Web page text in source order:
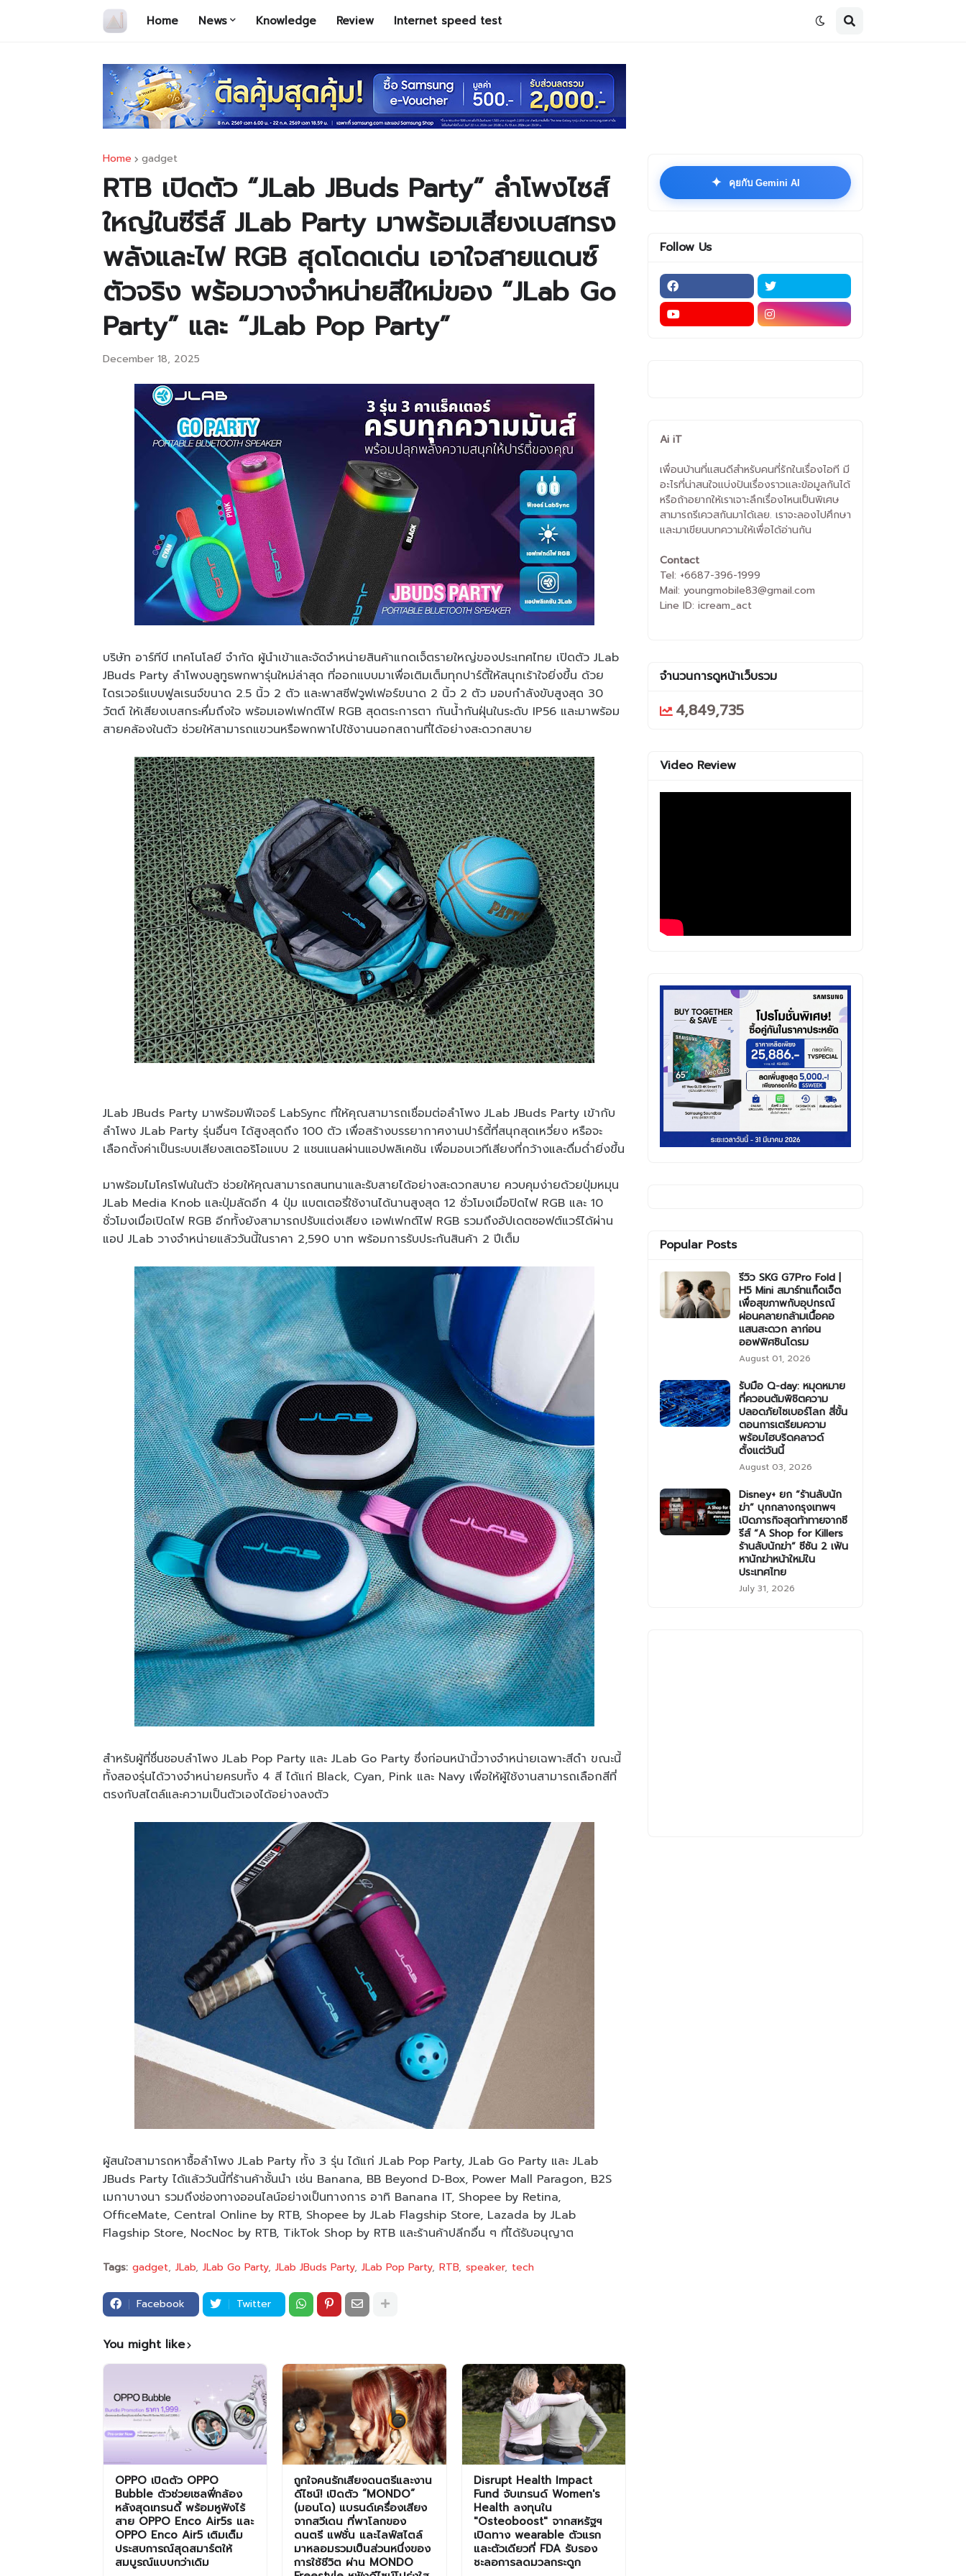
Home News Knowledge Review Internet speed test
Home gadget
RTB เปิดตัว “JLab JBuds Party” ลำโพงไซส์
ใหญ่ในซีรีส์ JLab Party มาพร้อมเสียงเบสทรง
พลังและไฟ RGB สุดโดดเด่น เอาใจสายแดนซ์
ตัวจริง พร้อมวางจำหน่ายสีใหม่ของ “JLab Go
Party” และ “JLab Pop Party”
December 18, 2025
บริษัท อาร์ทีบี เทคโนโลยี จำกัด ผู้นำเข้าและจัดจำหน่ายสินค้าแกดเจ็ตรายใหญ่ของประเทศไทย เปิดตัว JLab
JBuds Party ลำโพงบลูทูธพกพารุ่นใหม่ล่าสุด ที่ออกแบบมาเพื่อเติมเต็มทุกปาร์ตี้ให้สนุกเร้าใจยิ่งขึ้น ด้วย
ไดรเวอร์แบบฟูลเรนจ์ขนาด 2.5 นิ้ว 2 ตัว และพาสซีฟวูฟเฟอร์ขนาด 2 นิ้ว 2 ตัว มอบกำลังขับสูงสุด 30
วัตต์ ให้เสียงเบสกระหึ่มถึงใจ พร้อมเอฟเฟกต์ไฟ RGB สุดตระการตา กันน้ำกันฝุ่นในระดับ IP56 และมาพร้อม
สายคล้องในตัว ช่วยให้สามารถแขวนหรือพกพาไปใช้งานนอกสถานที่ได้อย่างสะดวกสบาย
JLab JBuds Party มาพร้อมฟีเจอร์ LabSync ที่ให้คุณสามารถเชื่อมต่อลำโพง JLab JBuds Party เข้ากับ
ลำโพง JLab Party รุ่นอื่นๆ ได้สูงสุดถึง 100 ตัว เพื่อสร้างบรรยากาศงานปาร์ตี้ที่สนุกสุดเหวี่ยง หรือจะ
เลือกตั้งค่าเป็นระบบเสียงสเตอริโอแบบ 2 แชนแนลผ่านแอปพลิเคชัน เพื่อมอบเวทีเสียงที่กว้างและดื่มด่ำยิ่งขึ้น
มาพร้อมไมโครโฟนในตัว ช่วยให้คุณสามารถสนทนาและรับสายได้อย่างสะดวกสบาย ควบคุมง่ายด้วยปุ่มหมุน
JLab Media Knob และปุ่มลัดอีก 4 ปุ่ม แบตเตอรี่ใช้งานได้นานสูงสุด 12 ชั่วโมงเมื่อปิดไฟ RGB และ 10
ชั่วโมงเมื่อเปิดไฟ RGB อีกทั้งยังสามารถปรับแต่งเสียง เอฟเฟกต์ไฟ RGB รวมถึงอัปเดตซอฟต์แวร์ได้ผ่าน
แอป JLab วางจำหน่ายแล้ววันนี้ในราคา 2,590 บาท พร้อมการรับประกันสินค้า 2 ปีเต็ม
สำหรับผู้ที่ชื่นชอบลำโพง JLab Pop Party และ JLab Go Party ซึ่งก่อนหน้านี้วางจำหน่ายเฉพาะสีดำ ขณะนี้
ทั้งสองรุ่นได้วางจำหน่ายครบทั้ง 4 สี ได้แก่ Black, Cyan, Pink และ Navy เพื่อให้ผู้ใช้งานสามารถเลือกสีที่
ตรงกับสไตล์และความเป็นตัวเองได้อย่างลงตัว
ผู้สนใจสามารถหาซื้อลำโพง JLab Party ทั้ง 3 รุ่น ได้แก่ JLab Pop Party, JLab Go Party และ JLab
JBuds Party ได้แล้ววันนี้ที่ร้านค้าชั้นนำ เช่น Banana, BB Beyond D-Box, Power Mall Paragon, B2S
เมกาบางนา รวมถึงช่องทางออนไลน์อย่างเป็นทางการ อาทิ Banana IT, Shopee by Retina,
OfficeMate, Central Online by RTB, Shopee by JLab Flagship Store, Lazada by JLab
Flagship Store, NocNoc by RTB, TikTok Shop by RTB และร้านค้าปลีกอื่น ๆ ที่ได้รับอนุญาต
Tags: gadget JLab JLab Go Party JLab JBuds Party JLab Pop Party RTB speaker tech
Facebook Twitter
You might like
OPPO เปิดตัว OPPO
Bubble ตัวช่วยเซลฟี่กล้อง
หลังสุดเทรนดี้ พร้อมหูฟังไร้
สาย OPPO Enco Air5s และ
OPPO Enco Air5 เติมเต็ม
ประสบการณ์สุดสมาร์ตให้
สมบูรณ์แบบกว่าเดิม
ถูกใจคนรักเสียงดนตรีและงาน
ดีไซน์! เปิดตัว “MONDO”
(มอนโด) แบรนด์เครื่องเสียง
จากสวีเดน ที่พาโลกของ
ดนตรี แฟชั่น และไลฟ์สไตล์
มาหลอมรวมเป็นส่วนหนึ่งของ
การใช้ชีวิต ผ่าน MONDO
Disrupt Health Impact
Fund จับเทรนด์ Women's
Health ลงทุนใน
"Osteoboost" จากสหรัฐฯ
เปิดทาง wearable ตัวแรก
และตัวเดียวที่ FDA รับรอง
ชะลอการลดมวลกระดูก
✦ คุยกับ Gemini AI
Follow Us
Ai iT
เพื่อนบ้านที่แสนดีสำหรับคนที่รักในเรื่องไอที มี
อะไรที่น่าสนใจแบ่งปันเรื่องราวและข้อมูลกันได้
หรือถ้าอยากให้เราเจาะลึกเรื่องไหนเป็นพิเศษ
สามารถรีเควสกันมาได้เลย. เราจะลองไปศึกษา
และมาเขียนบทความให้เพื่อได้อ่านกัน
Contact
Tel: +6687-396-1999
Mail: youngmobile83@gmail.com
Line ID: icream_act
จำนวนการดูหน้าเว็บรวม
4,849,735
Video Review
Popular Posts
รีวิว SKG G7Pro Fold |
H5 Mini สมาร์ทแก็ดเจ็ต
เพื่อสุขภาพกับอุปกรณ์
ผ่อนคลายกล้ามเนื้อคอ
แสนสะดวก ลาก่อน
ออฟฟิศซินโดรม
August 01, 2026
รับมือ Q-day: หมุดหมาย
ที่ควอนตัมพิชิตความ
ปลอดภัยไซเบอร์โลก สี่ขั้น
ตอนการเตรียมความ
พร้อมไฮบริดคลาวด์
ตั้งแต่วันนี้
August 03, 2026
Disney+ ยก “ร้านลับนัก
ฆ่า” บุกกลางกรุงเทพฯ
เปิดภารกิจสุดท้าทายจากซี
รีส์ “A Shop for Killers
ร้านลับนักฆ่า” ซีซัน 2 เฟ้น
หานักฆ่าหน้าใหม่ใน
ประเทศไทย
July 31, 2026